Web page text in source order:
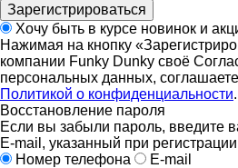
Зарегистрироваться
Хочу быть в курсе новинок и
Нажимая на кнопку
компании Funky Dunky своё
персональных данных,
Политикой о конфиденциальности.
Восстановление пароля
Если вы забыли пароль, введите
E-mail, указанный при
Номер телефона
E-mail